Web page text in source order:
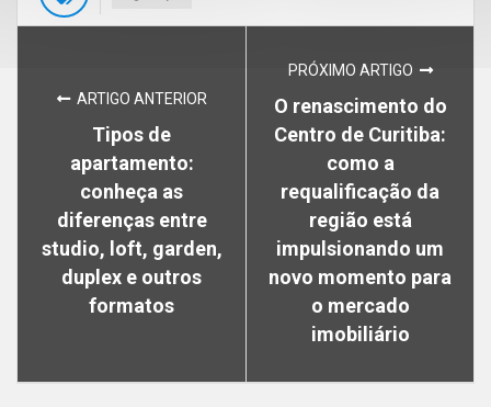
ARTIGO ANTERIOR
Tipos de
apartamento:
conheça as
diferenças entre
studio, loft, garden,
duplex e outros
formatos
PRÓXIMO ARTIGO
O renascimento do
Centro de Curitiba:
como a
requalificação da
região está
impulsionando um
novo momento para
o mercado
imobiliário